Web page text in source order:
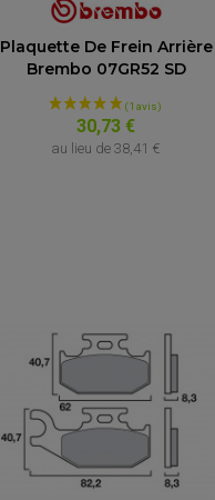
Plaquette De Frein Arrière
Brembo 07GR52 SD
30,73 €
au lieu de38,41 €